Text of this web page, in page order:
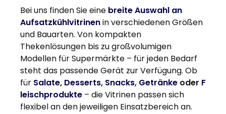
Bei uns finden Sie eine breite Auswahl an
Aufsatzkühlvitrinenin verschiedenen Größen
und Bauarten. Von kompakten
Thekenlösungen bis zu großvolumigen
Modellen für Supermärkte – für jeden Bedarf
steht das passende Gerät zur Verfügung. Ob
für Salate, Desserts, Snacks, Getränke oder F
leischprodukte – die Vitrinen passen sich
flexibel an den jeweiligen Einsatzbereich an.